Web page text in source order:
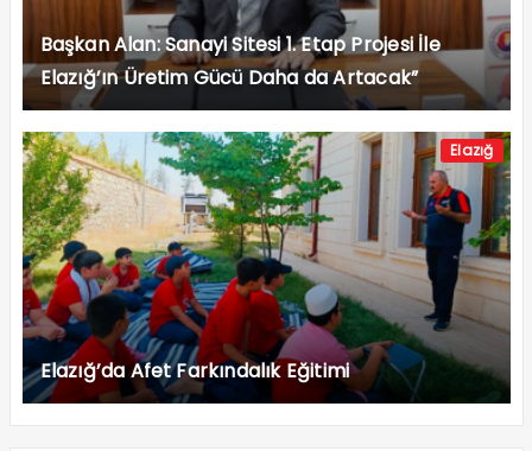
Başkan Alan: Sanayi Sitesi 1. Etap Projesi İle
Elazığ’ın Üretim Gücü Daha da Artacak”
Elazığ
Elazığ’da Afet Farkındalık Eğitimi